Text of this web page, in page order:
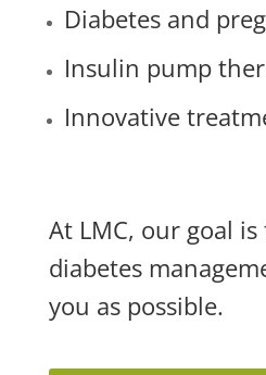
Diabetes and
Insulin pump
Innovative
At LMC, our goal
diabetes
you as possible.